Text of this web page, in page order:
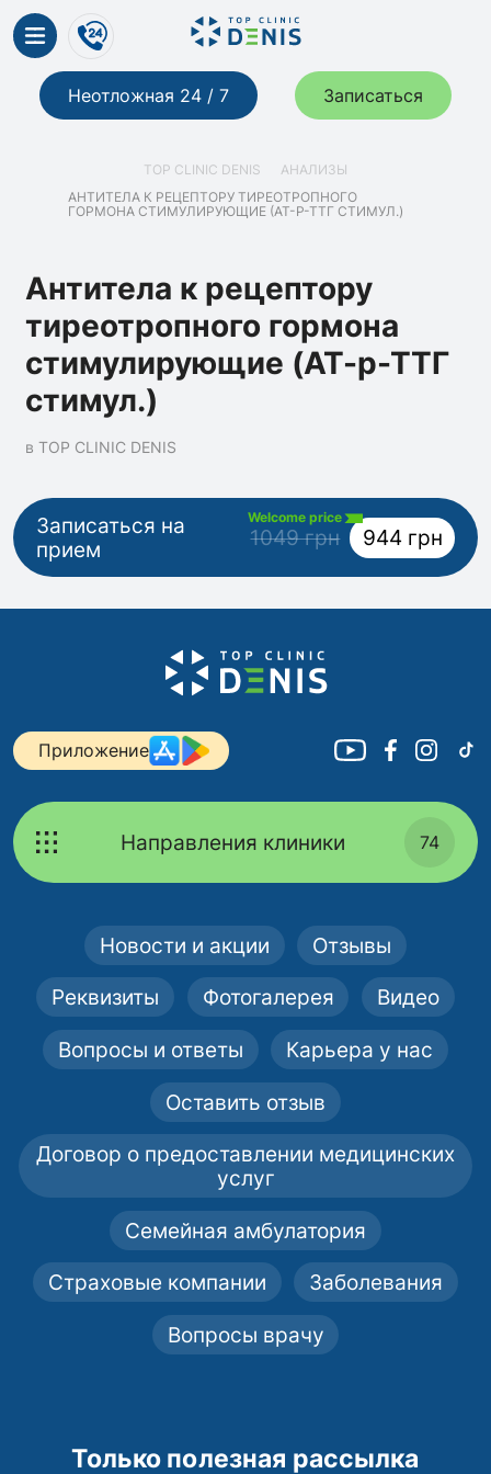
Неотложная 24 / 7 Записаться
TOP CLINIC DENIS
АНАЛИЗЫ
АНТИТЕЛА К РЕЦЕПТОРУ ТИРЕОТРОПНОГО
ГОРМОНА СТИМУЛИРУЮЩИЕ (АТ-Р-ТТГ СТИМУЛ.)
Антитела к рецептору
тиреотропного гормона
стимулирующие (АТ-р-ТТГ
стимул.)
в TOP CLINIC DENIS
Записаться на
прием
Welcome price
1049 грн 944 грн
Приложение
Направления клиники 74
Новости и акции Отзывы
Реквизиты Фотогалерея Видео
Вопросы и ответы Карьера у нас
Оставить отзыв
Договор о предоставлении медицинских
услуг
Семейная амбулатория
Страховые компании Заболевания
Вопросы врачу
Только полезная рассылка